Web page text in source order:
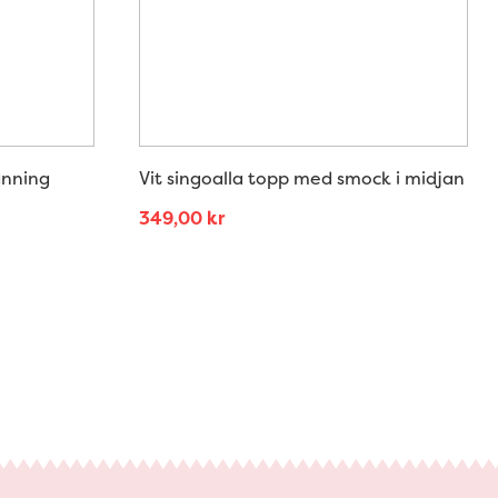
Vit singoalla topp med smock i midjan
349,00 kr